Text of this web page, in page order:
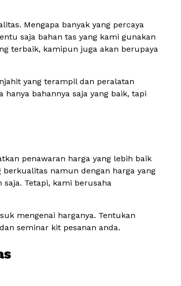
Mengapa banyak yang percaya
saja bahan tas yang kami gunakan
terbaik, kamipun juga akan berupaya
yang terampil dan peralatan
bahannya saja yang baik, tapi
penawaran harga yang lebih baik
namun dengan harga yang
Tetapi, kami berusaha
mengenai harganya. Tentukan
seminar kit pesanan anda.